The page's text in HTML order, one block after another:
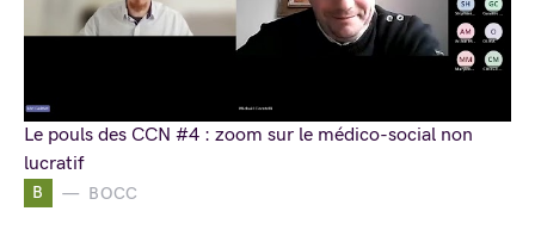
B BOCC
Le pouls des CCN #4 : zoom sur le médico-social non
lucratif